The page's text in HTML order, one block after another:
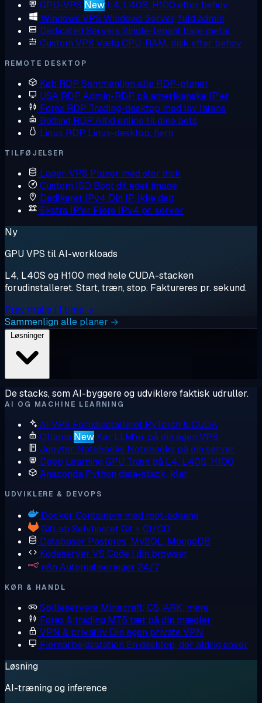
GPU-VPS New L4, L40S, H100 efter behov
Windows VPS Windows Server, fuld admin
Dedicated Servers Single-tenant bare metal
Custom VPS Vælg CPU, RAM, disk efter behov
REMOTE DESKTOP
Køb RDP Sammenlign alle RDP-planer
USA RDP Admin-RDP på amerikanske IP'er
Forex RDP Trading-desktop med lav latens
Botting RDP Altid online til dine bots
Linux RDP Linux-desktop, fjern
TILFØJELSER
Lager-VPS Planer med stor disk
Custom ISO Boot dit eget image
Dedikeret IPv4 Din IP, ikke delt
Ekstra IP'er Flere IPv4 pr. server
Ny
GPU VPS til AI-workloads
L4, L40S og H100 med hele CUDA-stacken
forudinstalleret. Start, træn, stop. Faktureres pr. sekund.
Prøv gratis i 1 time →
Sammenlign alle planer →
Løsninger
De stacks, som AI-byggere og udviklere faktisk udruller.
AI OG MACHINE LEARNING
AI VPS Forudinstalleret PyTorch & CUDA
Ollama New Kør LLM'er på din egen VPS
Jupyter Notebooks Notebooks på din server
Deep Learning GPU Træn på L4, L40S, H100
Anaconda Python data-stack, klar
UDVIKLERE & DEVOPS
Docker Containere med root-adgang
GitLab Selvhostet Git + CI/CD
Databaser Postgres, MySQL, MongoDB
Kodeserver VS Code i din browser
n8n Automatiseringer 24/7
KØR & HANDL
Spilleservere Minecraft, CS, ARK, mere
Forex & trading MT5 tæt på din mægler
VPN & privatliv Din egen private VPN
Fjernarbejdsstation En desktop, der aldrig sover
Løsning
AI-træning og inference